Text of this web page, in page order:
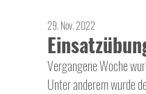
29. Nov. 2022
Vergangene Woche
Unter anderem wurde